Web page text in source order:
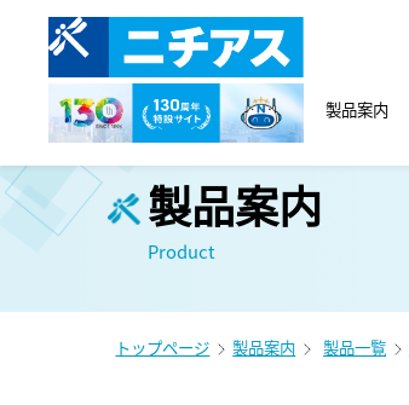
製品案内
製品案内
Product
トップページ 製品案内 製品一覧